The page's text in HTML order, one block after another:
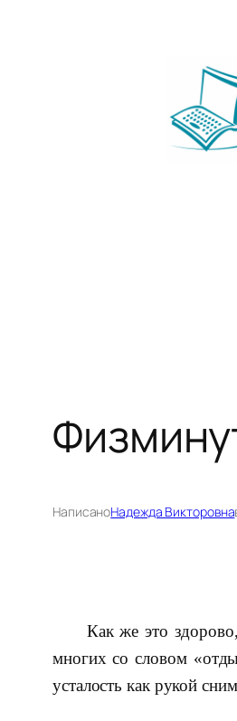
НаписаноНадежда Викторовна
Как же это
многих со словом
усталость как рукой